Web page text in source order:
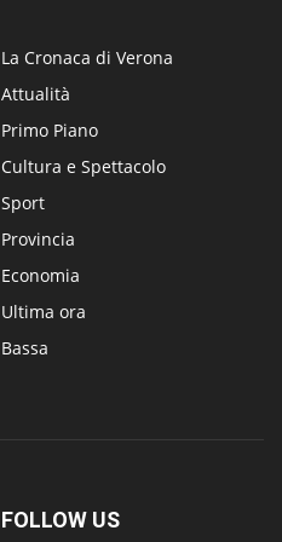
La Cronaca di Verona
Attualità
Primo Piano
Cultura e Spettacolo
Sport
Provincia
Economia
Ultima ora
Bassa
FOLLOW US